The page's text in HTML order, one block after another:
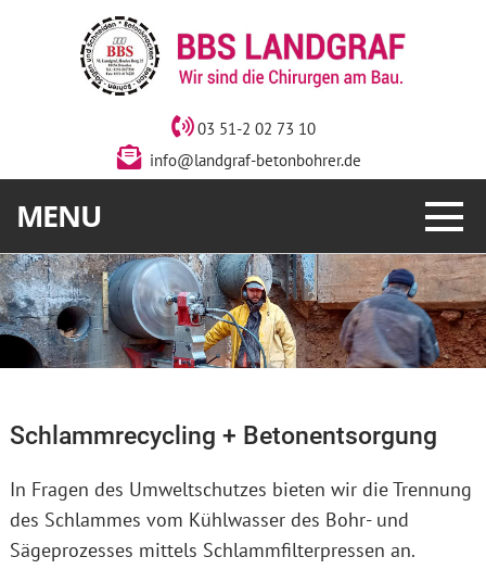
03 51-2 02 73 10
info@landgraf-betonbohrer.de
MENU
Schlammrecycling + Betonentsorgung
In Fragen des Umweltschutzes bieten wir die Trennung
des Schlammes vom Kühlwasser des Bohr- und
Sägeprozesses mittels Schlammfilterpressen an.